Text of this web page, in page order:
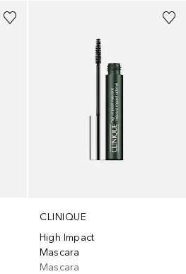
CLINIQUE
High Impact
Mascara
Mascara